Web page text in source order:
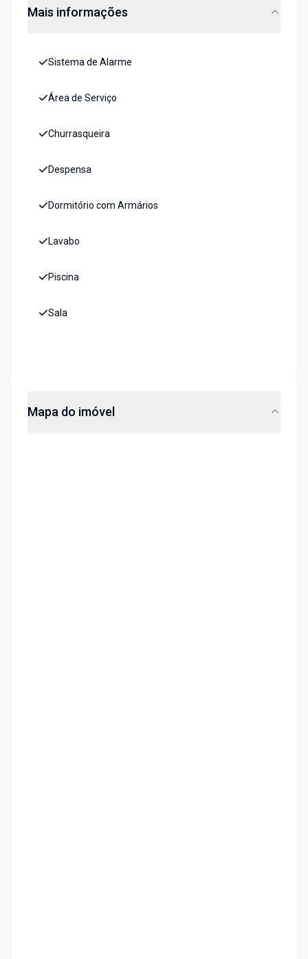
Mais informações
Sistema de Alarme
Área de Serviço
Churrasqueira
Despensa
Dormitório com Armários
Lavabo
Piscina
Sala
Mapa do imóvel